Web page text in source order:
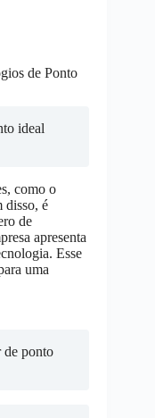
de Ponto
ideal
como o
disso, é
de
apresenta
Esse
uma
de ponto